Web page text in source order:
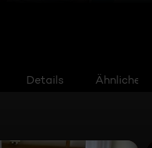
Details Ähnliche